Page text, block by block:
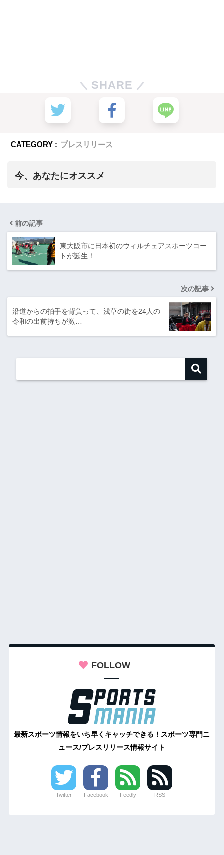
SHARE
CATEGORY : プレスリリース
今、あなたにオススメ
前の記事
東大阪市に日本初のウィルチェアスポーツコー
トが誕生！
次の記事
沿道からの拍手を背負って、浅草の街を24人の
令和の出前持ちが激…
FOLLOW
最新スポーツ情報をいち早くキャッチできる！スポーツ専門ニ
ュース/プレスリリース情報サイト
Twitter Facebook Feedly RSS